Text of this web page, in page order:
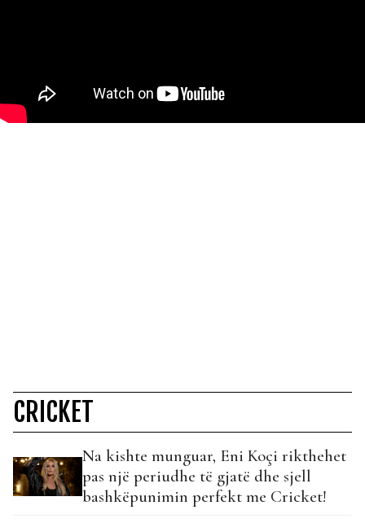
CRICKET
Na kishte munguar, Eni Koçi rikthehet
pas një periudhe të gjatë dhe sjell
bashkëpunimin perfekt me Cricket!